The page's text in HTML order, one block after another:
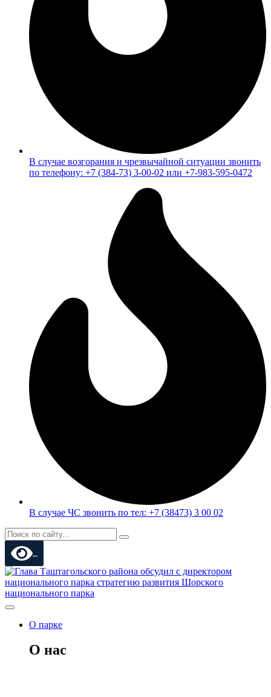
В случае возгорания и чрезвычайной ситуации звонить
по телефону: +7 (384-73) 3-00-02 или +7-983-595-0472
В случае ЧС звонить по тел: +7 (38473) 3 00 02
О парке
О нас